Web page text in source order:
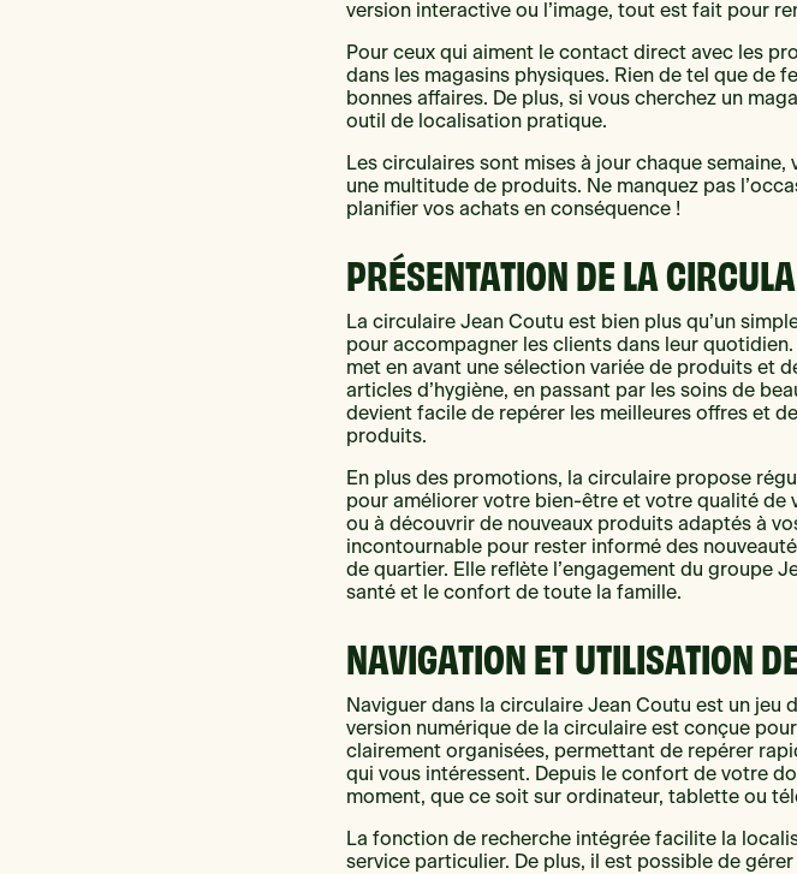
version interactive ou l’image, tout est fait pour
Pour ceux qui aiment le contact direct avec les
dans les magasins physiques. Rien de tel que de
bonnes affaires. De plus, si vous cherchez un
outil de localisation pratique.
Les circulaires sont mises à jour chaque
une multitude de produits. Ne manquez pas
planifier vos achats en conséquence !
PRÉSENTATION DE LA
La circulaire Jean Coutu est bien plus qu’un
pour accompagner les clients dans leur
met en avant une sélection variée de produits et
articles d’hygiène, en passant par les soins de
devient facile de repérer les meilleures offres et
produits.
En plus des promotions, la circulaire propose
pour améliorer votre bien-être et votre qualité de
ou à découvrir de nouveaux produits adaptés à
incontournable pour rester informé des
de quartier. Elle reflète l’engagement du groupe
santé et le confort de toute la famille.
NAVIGATION ET UTILISATION
Naviguer dans la circulaire Jean Coutu est un jeu
version numérique de la circulaire est conçue
clairement organisées, permettant de repérer
qui vous intéressent. Depuis le confort de votre
moment, que ce soit sur ordinateur, tablette ou
La fonction de recherche intégrée facilite la
service particulier. De plus, il est possible de